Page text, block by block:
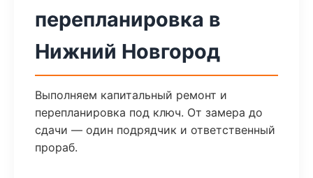
перепланировка в
Нижний Новгород
Выполняем капитальный ремонт и
перепланировка под ключ. От замера до
сдачи — один подрядчик и ответственный
прораб.